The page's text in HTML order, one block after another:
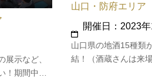
展示など、
！期間中
山口県の地酒15種類
結！（酒蔵さんは来
山口・防府エリア
開催日：2023年